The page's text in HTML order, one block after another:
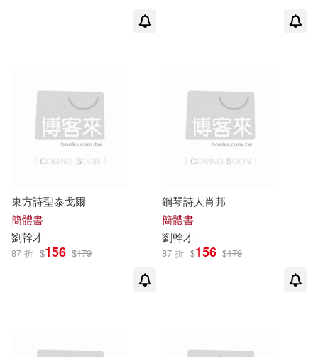
東方詩聖泰戈爾
簡體書
劉幹才
87 折 $156 $179
鋼琴詩人肖邦
簡體書
劉幹才
87 折 $156 $179